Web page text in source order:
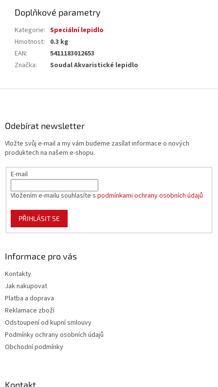
Doplňkové parametry
Kategorie: Speciální lepidlo
Hmotnost:
0.3 kg
EAN:
5411183012653
Značka: Soudal Akvaristické lepidlo
Odebírat newsletter
Vložte svůj e-mail a my vám budeme zasílat informace o nových
produktech na našem e-shopu.
E-mail
Vložením e-mailu souhlasíte s podmínkami ochrany osobních údajů
PŘIHLÁSIT SE
Informace pro vás
Kontakty
Jak nakupovat
Platba a doprava
Reklamace zboží
Odstoupení od kupní smlouvy
Podmínky ochrany osobních údajů
Obchodní podmínky
Kontakt